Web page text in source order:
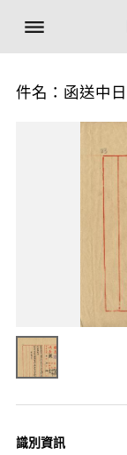
件名：函送中
識別資訊